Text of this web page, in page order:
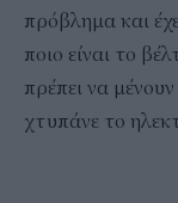
πρόβλημα και
ποιο είναι το
πρέπει να
χτυπάνε το